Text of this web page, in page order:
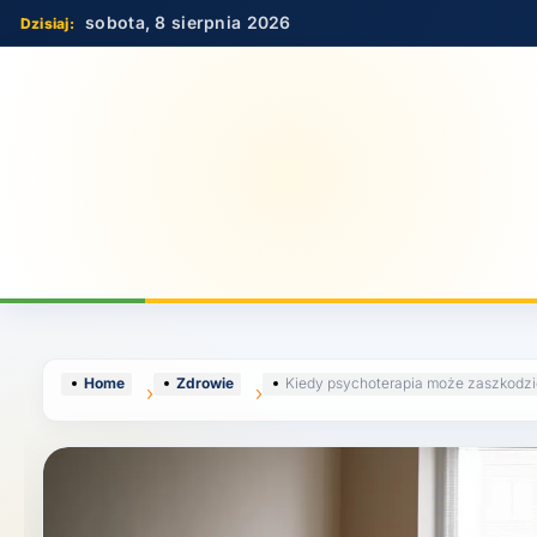
Skip
to
sobota, 8 sierpnia 2026
Home Zdrowie Kiedy psychoterapia może